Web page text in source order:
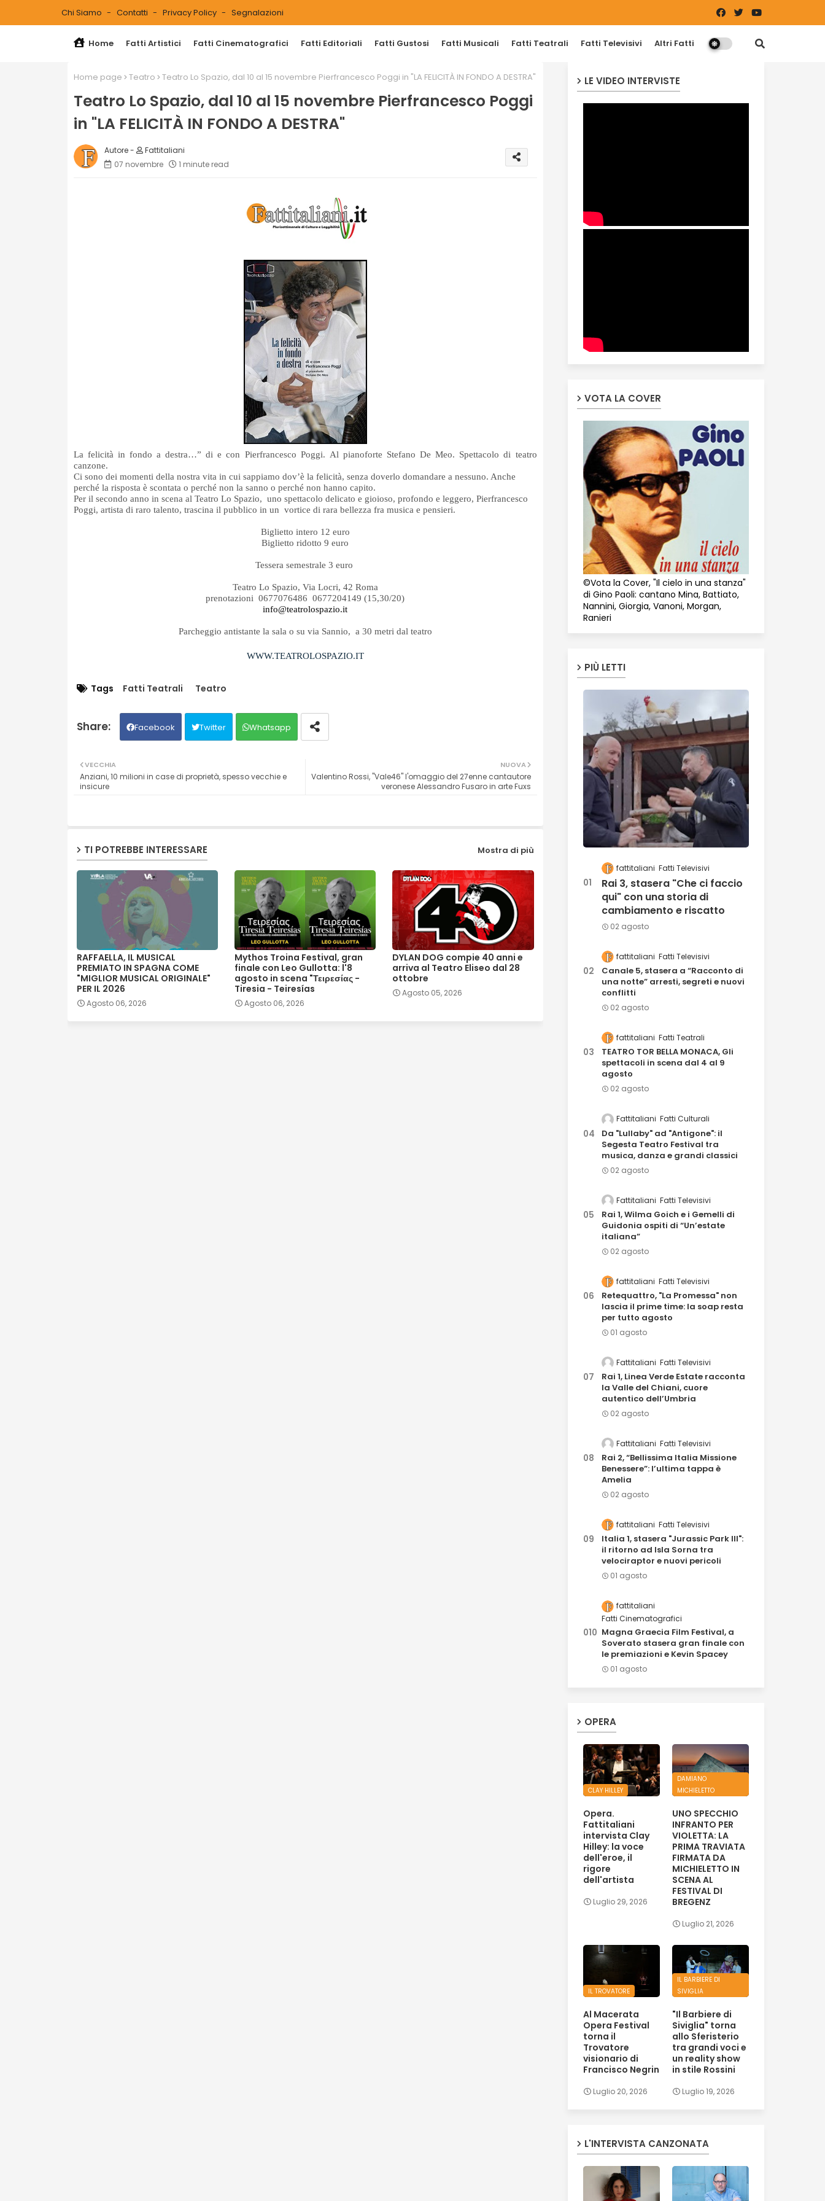
Chi Siamo Contatti Privacy Policy Segnalazioni
Home Fatti Artistici Fatti Cinematografici Fatti Editoriali Fatti Gustosi Fatti Musicali Fatti Teatrali Fatti Televisivi Altri Fatti
Home page Teatro Teatro Lo Spazio, dal 10 al 15 novembre Pierfrancesco Poggi in "LA FELICITÀ IN FONDO A DESTRA"
Teatro Lo Spazio, dal 10 al 15 novembre Pierfrancesco Poggi
in "LA FELICITÀ IN FONDO A DESTRA"
Fattitaliani
07 novembre
1 minute read
La felicità in fondo a destra…” di e con Pierfrancesco Poggi. Al pianoforte Stefano De Meo. Spettacolo di teatro
canzone.
Ci sono dei momenti della nostra vita in cui sappiamo dov’è la felicità, senza doverlo domandare a nessuno. Anche
perché la risposta è scontata o perché non la sanno o perché non hanno capito.
Per il secondo anno in scena al Teatro Lo Spazio, uno spettacolo delicato e gioioso, profondo e leggero, Pierfrancesco
Poggi, artista di raro talento, trascina il pubblico in un vortice di rara bellezza fra musica e pensieri.
Biglietto intero 12 euro
Biglietto ridotto 9 euro
Tessera semestrale 3 euro
Teatro Lo Spazio, Via Locri, 42 Roma
prenotazioni 0677076486 0677204149 (15,30/20)
info@teatrolospazio.it
Parcheggio antistante la sala o su via Sannio, a 30 metri dal teatro
WWW.TEATROLOSPAZIO.IT
Tags Fatti Teatrali Teatro
Facebook Twitter Whatsapp
NUOVA
Valentino Rossi, "Vale46" l'omaggio del 27enne cantautore
veronese Alessandro Fusaro in arte Fuxs
VECCHIA
Anziani, 10 milioni in case di proprietà, spesso vecchie e
insicure
TI POTREBBE INTERESSARE Mostra di più
RAFFAELLA, IL MUSICAL
PREMIATO IN SPAGNA COME
"MIGLIOR MUSICAL ORIGINALE"
PER IL 2026
Agosto 06, 2026
Mythos Troina Festival, gran
finale con Leo Gullotta: l'8
agosto in scena "Τειρεσίας -
Tiresia - Teiresías
Agosto 06, 2026
DYLAN DOG compie 40 anni e
arriva al Teatro Eliseo dal 28
ottobre
Agosto 05, 2026
LE VIDEO INTERVISTE
VOTA LA COVER
©Vota la Cover, "Il cielo in una stanza"
di Gino Paoli: cantano Mina, Battiato,
Nannini, Giorgia, Vanoni, Morgan,
Ranieri
PIÙ LETTI
fattitaliani Fatti Televisivi
Rai 3, stasera "Che ci faccio
qui" con una storia di
cambiamento e riscatto
02 agosto
fattitaliani Fatti Televisivi
Canale 5, stasera a “Racconto di
una notte” arresti, segreti e nuovi
conflitti
02 agosto
fattitaliani Fatti Teatrali
TEATRO TOR BELLA MONACA, Gli
spettacoli in scena dal 4 al 9
agosto
02 agosto
Fattitaliani Fatti Culturali
Da "Lullaby" ad "Antigone": il
Segesta Teatro Festival tra
musica, danza e grandi classici
02 agosto
Fattitaliani Fatti Televisivi
Rai 1, Wilma Goich e i Gemelli di
Guidonia ospiti di “Un’estate
italiana”
02 agosto
fattitaliani Fatti Televisivi
Retequattro, "La Promessa" non
lascia il prime time: la soap resta
per tutto agosto
01 agosto
Fattitaliani Fatti Televisivi
Rai 1, Linea Verde Estate racconta
la Valle del Chiani, cuore
autentico dell’Umbria
02 agosto
Fattitaliani Fatti Televisivi
Rai 2, “Bellissima Italia Missione
Benessere”: l’ultima tappa è
Amelia
02 agosto
fattitaliani Fatti Televisivi
Italia 1, stasera "Jurassic Park III":
il ritorno ad Isla Sorna tra
velociraptor e nuovi pericoli
01 agosto
fattitaliani
Fatti Cinematografici
Magna Graecia Film Festival, a
Soverato stasera gran finale con
le premiazioni e Kevin Spacey
01 agosto
OPERA
CLAY HILLEY
Opera.
Fattitaliani
intervista Clay
Hilley: la voce
dell'eroe, il
rigore
dell'artista
Luglio 29, 2026
DAMIANO
MICHIELETTO
UNO SPECCHIO
INFRANTO PER
VIOLETTA: LA
PRIMA TRAVIATA
FIRMATA DA
MICHIELETTO IN
SCENA AL
FESTIVAL DI
BREGENZ
Luglio 21, 2026
IL TROVATORE
Al Macerata
Opera Festival
torna il
Trovatore
visionario di
Francisco Negrin
Luglio 20, 2026
IL BARBIERE DI
SIVIGLIA
"Il Barbiere di
Siviglia" torna
allo Sferisterio
tra grandi voci e
un reality show
in stile Rossini
Luglio 19, 2026
L'INTERVISTA CANZONATA